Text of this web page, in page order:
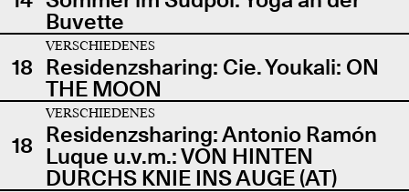
Buvette
18
VERSCHIEDENES
Residenzsharing: Cie. Youkali: ON
THE MOON
18
VERSCHIEDENES
Residenzsharing: Antonio Ramón
Luque u.v.m.: VON HINTEN
DURCHS KNIE INS AUGE (AT)